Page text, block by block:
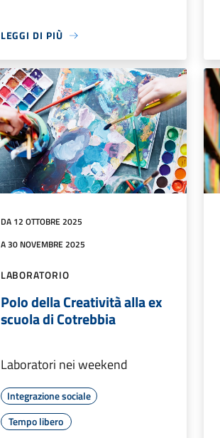
LEGGI DI PIÙ
DA 12 OTTOBRE 2025
A 30 NOVEMBRE 2025
LABORATORIO
Polo della Creatività alla ex
scuola di Cotrebbia
Laboratori nei weekend
Integrazione sociale
Tempo libero